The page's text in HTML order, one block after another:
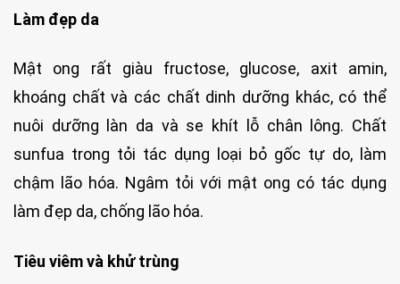
Làm đẹp da
Mật ong rất giàu fructose, glucose, axit amin,
khoáng chất và các chất dinh dưỡng khác, có thể
nuôi dưỡng làn da và se khít lỗ chân lông. Chất
sunfua trong tỏi tác dụng loại bỏ gốc tự do, làm
chậm lão hóa. Ngâm tỏi với mật ong có tác dụng
làm đẹp da, chống lão hóa.
Tiêu viêm và khử trùng